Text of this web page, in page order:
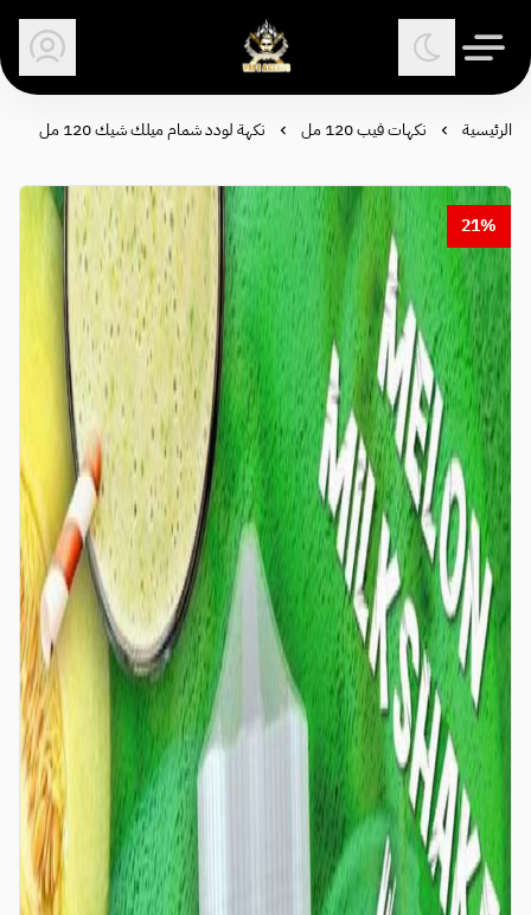
وكلاء الفيب - معتمد في
الرئيسية نكهات فيب 120 مل نكهة لودد شمام ميلك شيك 120 مل
21%